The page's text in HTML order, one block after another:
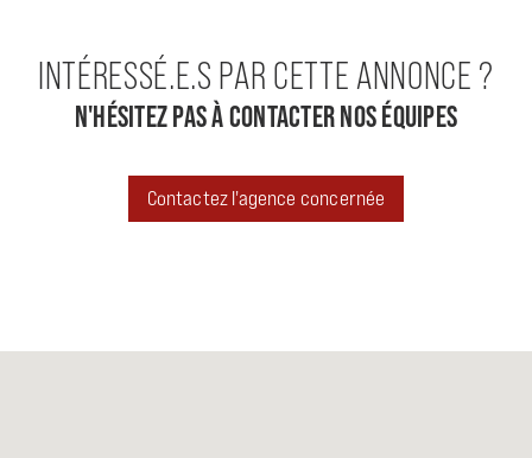
N'HÉSITEZ PAS À CONTACTER NOS ÉQUIPES
INTÉRESSÉ.E.S PAR CETTE ANNONCE ?
Contactez l'agence concernée